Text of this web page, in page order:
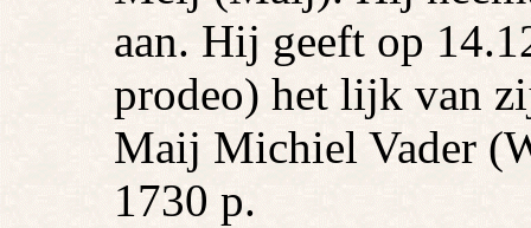
aan. Hij geeft op
prodeo) het lijk van
Maij Michiel Vader
1730 p.